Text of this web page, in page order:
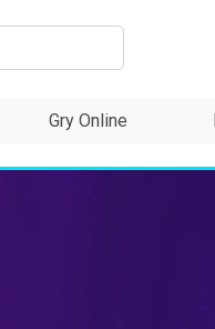
Gry Online